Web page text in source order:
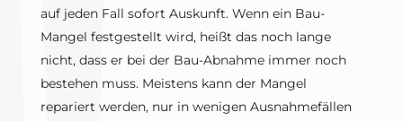
auf jeden Fall sofort Auskunft. Wenn ein Bau-
Mangel festgestellt wird, heißt das noch lange
nicht, dass er bei der Bau-Abnahme immer noch
bestehen muss. Meistens kann der Mangel
repariert werden, nur in wenigen Ausnahmefällen